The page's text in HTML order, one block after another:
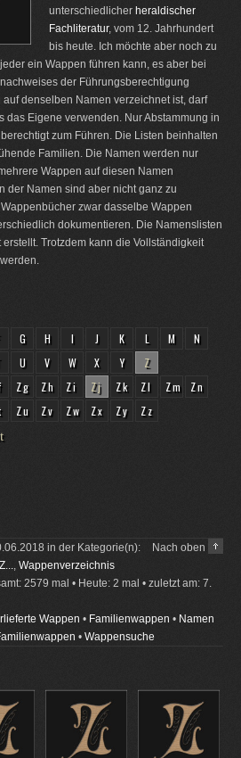
unterschiedlicher heraldischer
Fachliteratur, vom 12. Jahrhundert
bis heute. Ich möchte aber noch zu
ein Wappen führen kann, es aber bei
der Führungsberechtigung
denselben Namen verzeichnet ist, darf
das Eigene verwenden. Nur Abstammung in
zum Führen. Die Listen beinhalten
Familien. Die Namen werden nur
Wappen auf diesen Namen
der Namen sind aber nicht ganz zu
zwar dasselbe Wappen
dokumentieren. Die Namenslisten
Trotzdem kann die Vollständigkeit
G H I J K L M
N
U V W X Y
Z
Zg Zh Zi Zj Zk Zl Zm
Zn
Zu Zv Zw Zx Zy Zz
Nach oben
in der Kategorie(n):
, Wappenverzeichnis
2579 mal • Heute: 2 mal • zuletzt am: 7.
Wappen • Familienwappen • Namen
• Wappensuche